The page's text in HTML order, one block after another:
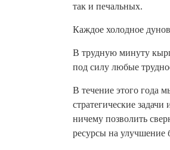
так и печальных.
Каждое холодное
В трудную минуту
под силу любые
В течение этого года
стратегические
ничему позволить
ресурсы на улучшение